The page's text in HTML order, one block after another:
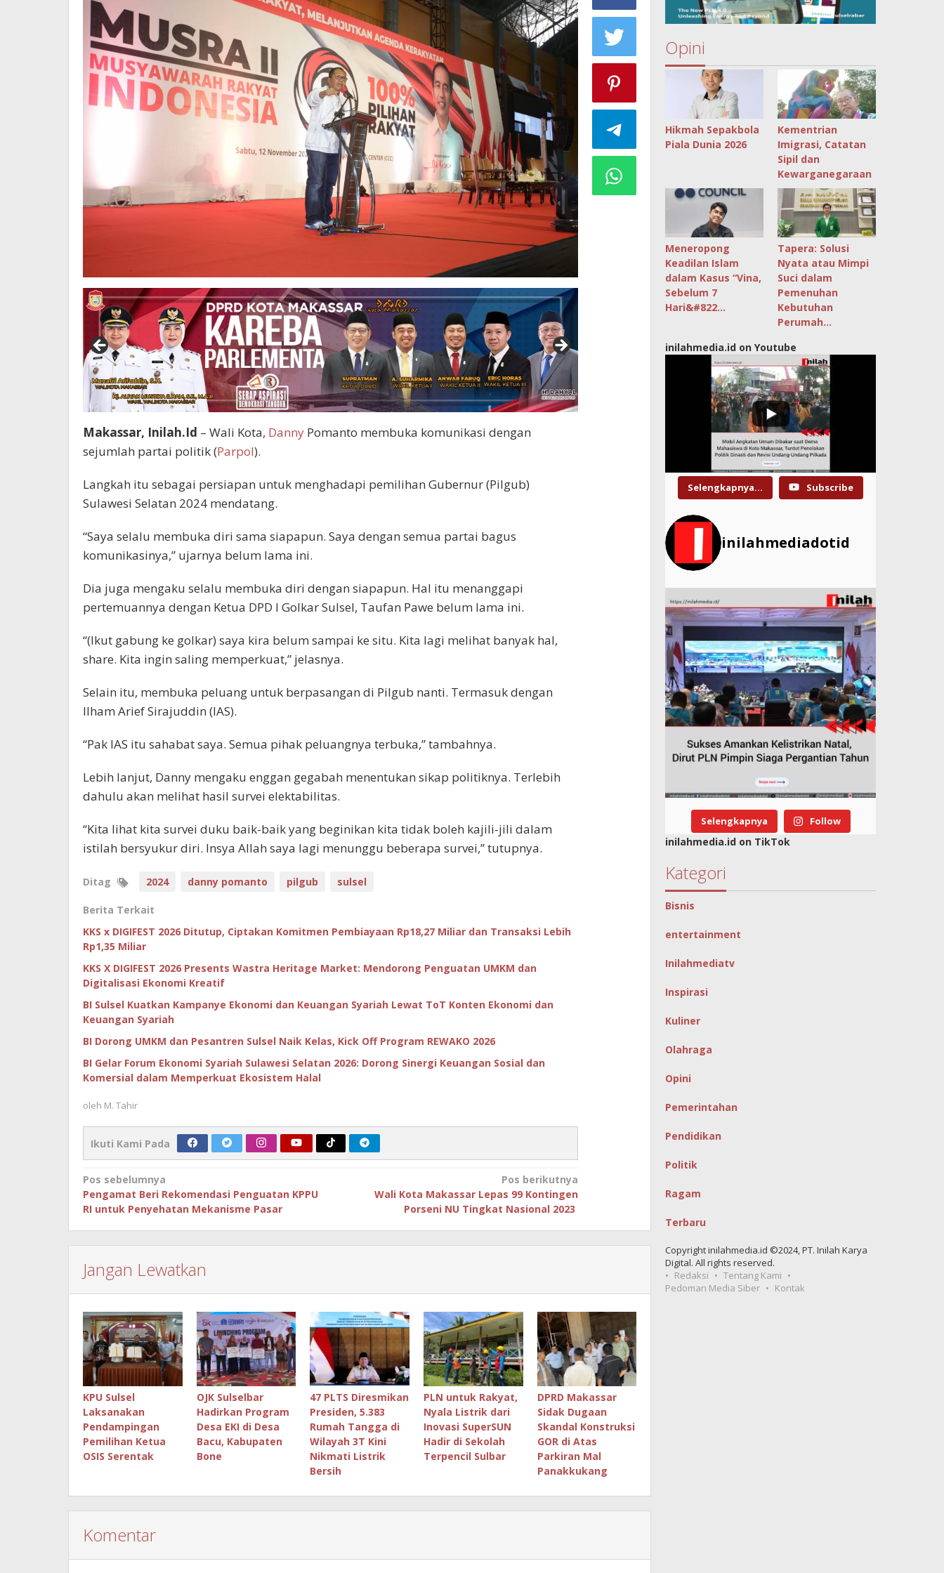
Makassar, Inilah.Id – Wali Kota, Danny Pomanto membuka komunikasi dengan
sejumlah partai politik (Parpol).
Langkah itu sebagai persiapan untuk menghadapi pemilihan Gubernur (Pilgub)
Sulawesi Selatan 2024 mendatang.
“Saya selalu membuka diri sama siapapun. Saya dengan semua partai bagus
komunikasinya,” ujarnya belum lama ini.
Dia juga mengaku selalu membuka diri dengan siapapun. Hal itu menanggapi
pertemuannya dengan Ketua DPD I Golkar Sulsel, Taufan Pawe belum lama ini.
“(Ikut gabung ke golkar) saya kira belum sampai ke situ. Kita lagi melihat banyak hal,
share. Kita ingin saling memperkuat,” jelasnya.
Selain itu, membuka peluang untuk berpasangan di Pilgub nanti. Termasuk dengan
Ilham Arief Sirajuddin (IAS).
“Pak IAS itu sahabat saya. Semua pihak peluangnya terbuka,” tambahnya.
Lebih lanjut, Danny mengaku enggan gegabah menentukan sikap politiknya. Terlebih
dahulu akan melihat hasil survei elektabilitas.
“Kita lihat kita survei duku baik-baik yang beginikan kita tidak boleh kajili-jili dalam
istilah bersyukur diri. Insya Allah saya lagi menunggu beberapa survei,” tutupnya.
Ditag 2024 danny pomanto pilgub sulsel
Berita Terkait
KKS x DIGIFEST 2026 Ditutup, Ciptakan Komitmen Pembiayaan Rp18,27 Miliar dan Transaksi Lebih
Rp1,35 Miliar
KKS X DIGIFEST 2026 Presents Wastra Heritage Market: Mendorong Penguatan UMKM dan
Digitalisasi Ekonomi Kreatif
BI Sulsel Kuatkan Kampanye Ekonomi dan Keuangan Syariah Lewat ToT Konten Ekonomi dan
Keuangan Syariah
BI Dorong UMKM dan Pesantren Sulsel Naik Kelas, Kick Off Program REWAKO 2026
BI Gelar Forum Ekonomi Syariah Sulawesi Selatan 2026: Dorong Sinergi Keuangan Sosial dan
Komersial dalam Memperkuat Ekosistem Halal
oleh M. Tahir
Ikuti Kami Pada
Navigasi
pos
Pos sebelumnya
Pengamat Beri Rekomendasi Penguatan KPPU
RI untuk Penyehatan Mekanisme Pasar
Pos berikutnya
Wali Kota Makassar Lepas 99 Kontingen
Porseni NU Tingkat Nasional 2023
Jangan Lewatkan
KPU Sulsel
Laksanakan
Pendampingan
Pemilihan Ketua
OSIS Serentak
OJK Sulselbar
Hadirkan Program
Desa EKI di Desa
Bacu, Kabupaten
Bone
47 PLTS Diresmikan
Presiden, 5.383
Rumah Tangga di
Wilayah 3T Kini
Nikmati Listrik
Bersih
PLN untuk Rakyat,
Nyala Listrik dari
Inovasi SuperSUN
Hadir di Sekolah
Terpencil Sulbar
DPRD Makassar
Sidak Dugaan
Skandal Konstruksi
GOR di Atas
Parkiran Mal
Panakkukang
Komentar
Opini
Hikmah Sepakbola
Piala Dunia 2026
Kementrian
Imigrasi, Catatan
Sipil dan
Kewarganegaraan
Meneropong
Keadilan Islam
dalam Kasus “Vina,
Sebelum 7
Hari&#822…
Tapera: Solusi
Nyata atau Mimpi
Suci dalam
Pemenuhan
Kebutuhan
Perumah…
inilahmedia.id on Youtube
Selengkapnya... Subscribe
inilahmediadotid
Selengkapnya Follow
inilahmedia.id on TikTok
Kategori
Bisnis
entertainment
Inilahmediatv
Inspirasi
Kuliner
Olahraga
Opini
Pemerintahan
Pendidikan
Politik
Ragam
Terbaru
Copyright inilahmedia.id ©2024, PT. Inilah Karya
Digital. All rights reserved.
Redaksi
Tentang Kami
Pedoman Media Siber
Kontak